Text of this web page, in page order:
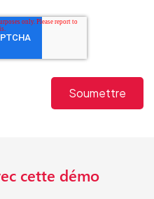
cette démo